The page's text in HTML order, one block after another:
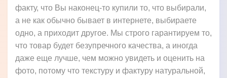
факту, что Вы наконец-то купили то, что выбирали,
а не как обычно бывает в интернете, выбираете
одно, а приходит другое. Мы строго гарантируем то,
что товар будет безупречного качества, а иногда
даже еще лучше, чем можно увидеть и оценить на
фото, потому что текстуру и фактуру натуральной,